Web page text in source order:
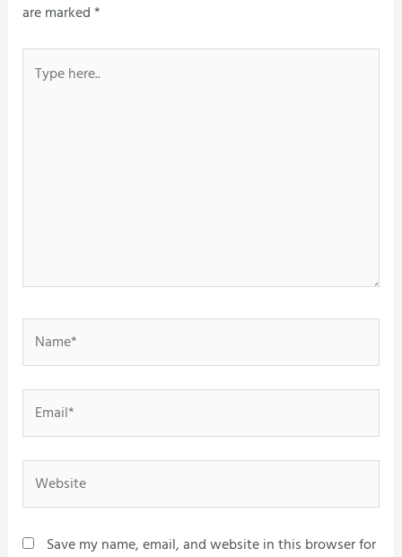
are marked*
here..
Name*
Email*
Website
Save my name, email, and website in this browser for